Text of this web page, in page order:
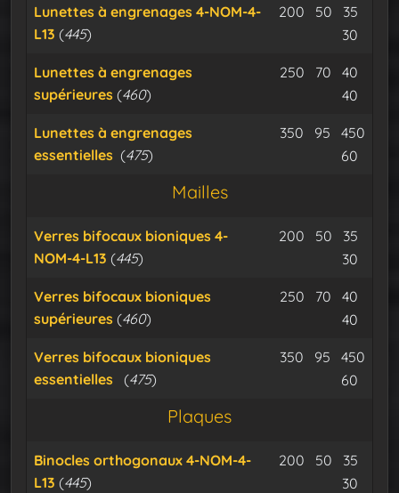
Lunettes à engrenages 4-NOM-4-
L13 (445)
200 Minerai
50 Minerai
35
30
Lunettes à engrenages
supérieures (460)
250 Minerai
70 Minerai
40
40
Lunettes à engrenages
essentielles (475)
350 Minerai
95 Minerai
450
Cable
60
Mailles
Verres bifocaux bioniques 4-
NOM-4-L13 (445)
200 Minerai
50 Minerai
35
30
Verres bifocaux bioniques
supérieures (460)
250 Minerai
70 Minerai
40
40
Verres bifocaux bioniques
essentielles
(475)
350 Minerai
95 Minerai
450
Cable
60
Plaques
Binocles orthogonaux 4-NOM-4-
L13 (445)
200 Minerai
50 Minerai
35
30